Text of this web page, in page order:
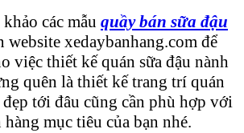
các mẫu quầy bán sữa đậu
website xedaybanhang.com để
việc thiết kế quán sữa đậu nành
quên là thiết kế trang trí quán
đẹp tới đâu cũng cần phù hợp với
mục tiêu của bạn nhé.